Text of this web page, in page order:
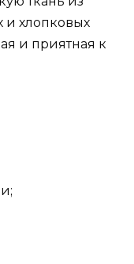
и хлопковых
и приятная к